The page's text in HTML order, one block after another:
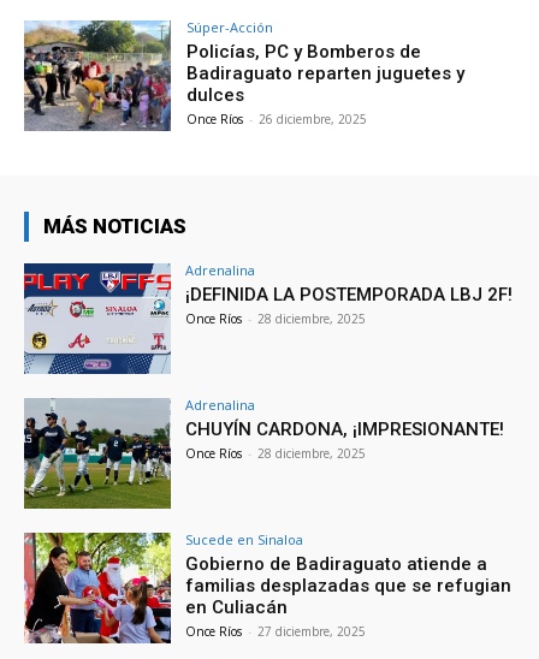
Súper-Acción
Policías, PC y Bomberos de
Badiraguato reparten juguetes y
dulces
Once Ríos - 26 diciembre, 2025
MÁS NOTICIAS
Adrenalina
¡DEFINIDA LA POSTEMPORADA LBJ 2F!
Once Ríos - 28 diciembre, 2025
Adrenalina
CHUYÍN CARDONA, ¡IMPRESIONANTE!
Once Ríos - 28 diciembre, 2025
Sucede en Sinaloa
Gobierno de Badiraguato atiende a
familias desplazadas que se refugian
en Culiacán
Once Ríos - 27 diciembre, 2025